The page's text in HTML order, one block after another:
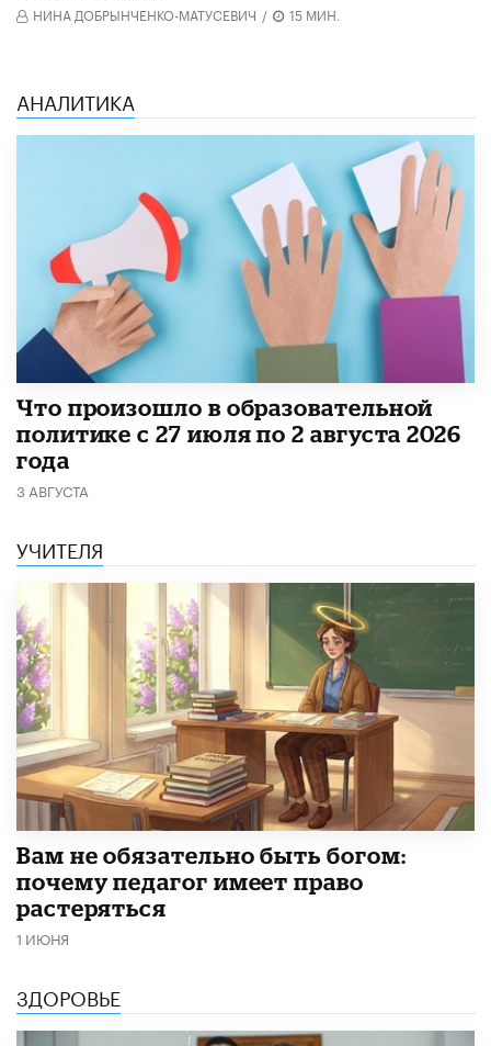
НИНА ДОБРЫНЧЕНКО-МАТУСЕВИЧ / 15 МИН.
АНАЛИТИКА
​Что произошло в образовательной
политике с 27 июля по 2 августа 2026
года
3 АВГУСТА
УЧИТЕЛЯ
​Вам не обязательно быть богом:
почему педагог имеет право
растеряться
1 ИЮНЯ
ЗДОРОВЬЕ